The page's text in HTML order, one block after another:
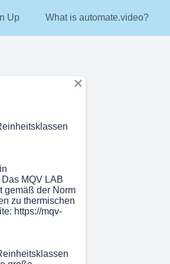
Up What is automate.video?
MQV LAB
gemäß der Norm
zu thermischen
https://mqv-